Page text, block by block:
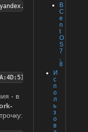
В
C
e
n
t
O
S
7
8
И
с
п
о
л
ь
з
о
в
fedora/tedora/
- в